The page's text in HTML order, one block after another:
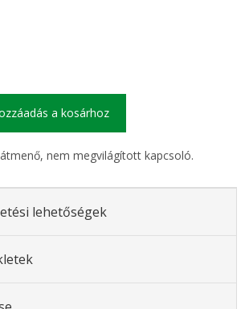
a kosárhoz
nem megvilágított kapcsoló.
lehetőségek